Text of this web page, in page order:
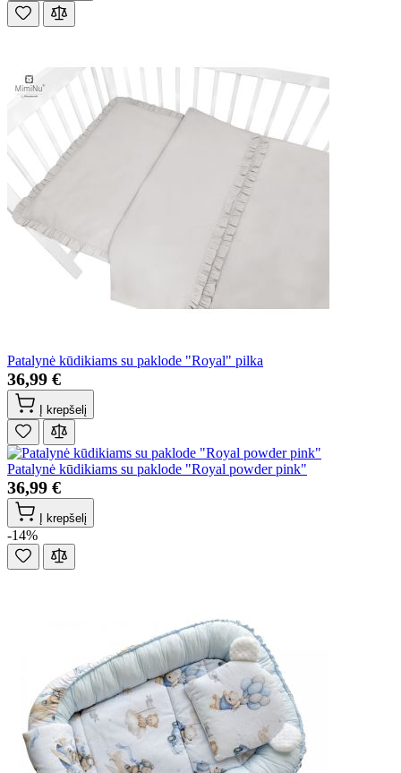
Patalynė kūdikiams su paklode "Royal" pilka
36,99 €
Į krepšelį
Patalynė kūdikiams su paklode "Royal powder pink"
36,99 €
Į krepšelį
-14%